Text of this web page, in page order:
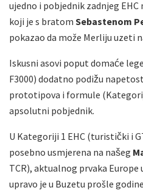
ujedno i pobjednik zadnjeg
koji je s bratom Sebastenom
pokazao da može Merliju uzeti
Iskusni asovi poput domaće
F3000) dodatno podižu
prototipova i formule
apsolutni pobjednik.
U Kategoriji 1 EHC (turistički i
posebno usmjerena na našeg
TCR), aktualnog prvaka
upravo je u Buzetu prošle